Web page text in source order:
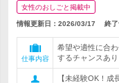
女性のおしごと掲載中
情報更新日：2026/03/17 終了
仕事内容
希望や適性に合
するチャンスあり
【未経験OK！